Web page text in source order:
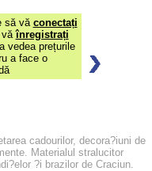
să vă conectați
văînregistrați
vedea prețurile
a face o
cadourilor, decora?iuni de
Materialul stralucitor
?i brazilor de Craciun.